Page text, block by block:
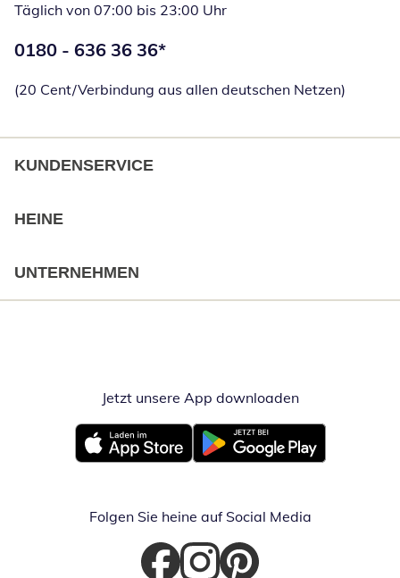
Täglich von 07:00 bis 23:00 Uhr
Telefonnummer:
0180 - 636 36 36*
(20 Cent/Verbindung aus allen deutschen Netzen)
KUNDENSERVICE
HEINE
UNTERNEHMEN
Jetzt unsere App downloadenÖffnet in
Öffnet in neuem FensterÖffnet in neuem Fenster
Folgen Sie heine auf Social Media